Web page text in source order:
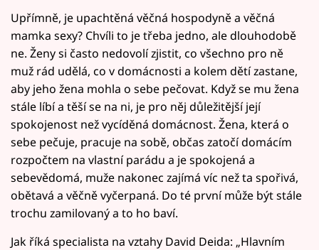
Upřímně, je upachtěná věčná hospodyně a věčná
mamka sexy? Chvíli to je třeba jedno, ale dlouhodobě
ne. Ženy si často nedovolí zjistit, co všechno pro ně
muž rád udělá, co v domácnosti a kolem dětí zastane,
aby jeho žena mohla o sebe pečovat. Když se mu žena
stále líbí a těší se na ni, je pro něj důležitější její
spokojenost než vycíděná domácnost. Žena, která o
sebe pečuje, pracuje na sobě, občas zatočí domácím
rozpočtem na vlastní parádu a je spokojená a
sebevědomá, muže nakonec zajímá víc než ta spořivá,
obětavá a věčně vyčerpaná. Do té první může být stále
trochu zamilovaný a to ho baví.
Jak říká specialista na vztahy David Deida: „Hlavním